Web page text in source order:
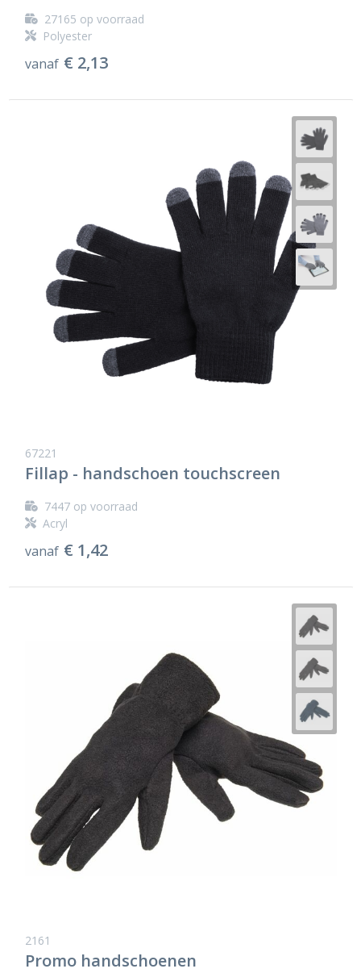
27165 op voorraad
Polyester
vanaf € 2,13
67221
Fillap - handschoen touchscreen
7447op voorraad
Acryl
vanaf € 1,42
2161
Promo handschoenen